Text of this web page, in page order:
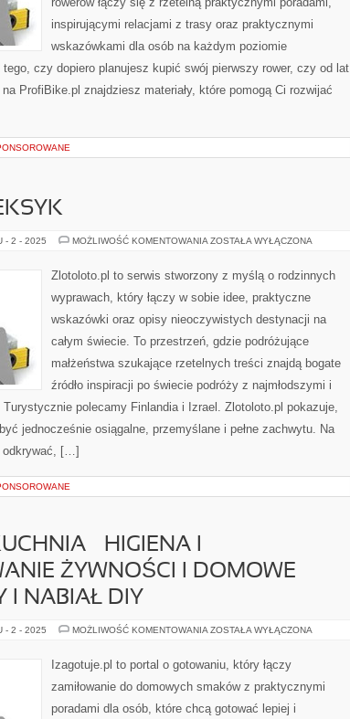
inspirującymi relacjami z trasy oraz praktycznymi
wskazówkami dla osób na każdym poziomie
czy dopiero planujesz kupić swój pierwszy rower, czy od lat
ProfiBike.pl znajdziesz materiały, które pomogą Ci rozwijać
- 2 - 2025 MOŻLIWOŚĆ KOMENTOWANIA BIAŁORUŚ
ZOSTAŁA WYŁĄCZONA
Zlotoloto.pl to serwis stworzony z myślą o rodzinnych
wyprawach, który łączy w sobie idee, praktyczne
wskazówki oraz opisy nieoczywistych destynacji na
całym świecie. To przestrzeń, gdzie podróżujące
małżeństwa szukające rzetelnych treści znajdą bogate
źródło inspiracji po świecie podróży z najmłodszymi i
polecamy Finlandia i Izrael. Zlotoloto.pl pokazuje,
jednocześnie osiągalne, przemyślane i pełne zachwytu. Na
odkrywać, […]
– HIGIENA I
ŻYWNOŚCI I DOMOWE
I NABIAŁ DIY
- 2 - 2025 MOŻLIWOŚĆ KOMENTOWANIA BEZPIECZNA
HIGIENA
I
ŻYWNOŚCI
DOMOWE
ZOSTAŁA WYŁĄCZONA
Izagotuje.pl to portal o gotowaniu, który łączy
zamiłowanie do domowych smaków z praktycznymi
poradami dla osób, które chcą gotować lepiej i